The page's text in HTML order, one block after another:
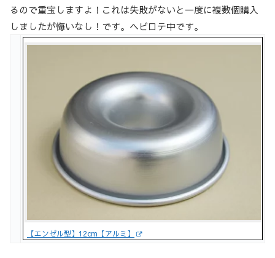
るので重宝しますよ！これは失敗がないと一度に複数個購入
しましたが悔いなし！です。ヘビロテ中です。
【エンゼル型】12cm【アルミ】